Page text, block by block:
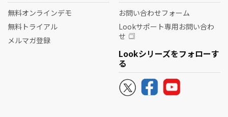
無料オンラインデモ
無料トライアル
メルマガ登録
お問い合わせフォーム
Lookサポート専用お問い合わ
せ
Lookシリーズをフォローす
る